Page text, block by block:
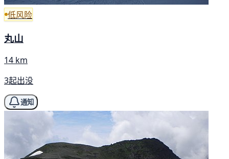
低风险
丸山
14 km
3起出没
通知